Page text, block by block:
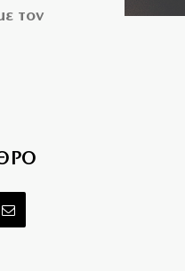
τον